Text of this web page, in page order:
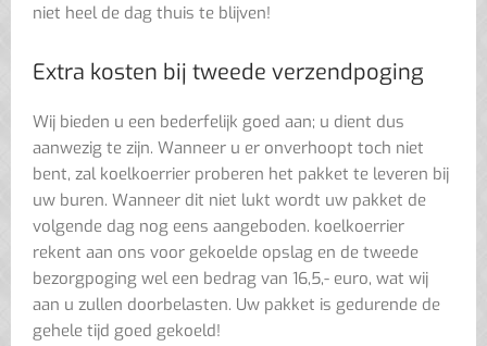
niet heel de dag thuis te blijven!
Extra kosten bij tweede verzendpoging
Wij bieden u een bederfelijk goed aan; u dient dus
aanwezig te zijn. Wanneer u er onverhoopt toch niet
bent, zal koelkoerrier proberen het pakket te leveren bij
uw buren. Wanneer dit niet lukt wordt uw pakket de
volgende dag nog eens aangeboden. koelkoerrier
rekent aan ons voor gekoelde opslag en de tweede
bezorgpoging wel een bedrag van 16,5,- euro, wat wij
aan u zullen doorbelasten. Uw pakket is gedurende de
gehele tijd goed gekoeld!